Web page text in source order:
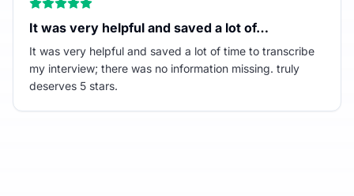
It was very helpful and saved a lot of…
It was very helpful and saved a lot of time to transcribe
my interview; there was no information missing. truly
deserves 5 stars.